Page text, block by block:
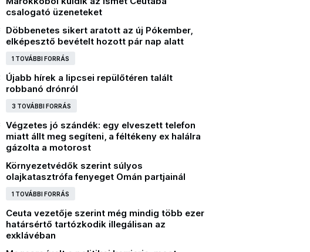
csalogató üzeneteket
Döbbenetes sikert aratott az új Pókember,
elképesztő bevételt hozott pár nap alatt
1 TOVÁBBI FORRÁS
Újabb hírek a lipcsei repülőtéren talált
robbanó drónról
3 TOVÁBBI FORRÁS
Végzetes jó szándék: egy elveszett telefon
miatt állt meg segíteni, a féltékeny ex halálra
gázolta a motorost
Környezetvédők szerint súlyos
olajkatasztrófa fenyeget Omán partjainál
1 TOVÁBBI FORRÁS
Ceuta vezetője szerint még mindig több ezer
határsértő tartózkodik illegálisan az
exklávéban